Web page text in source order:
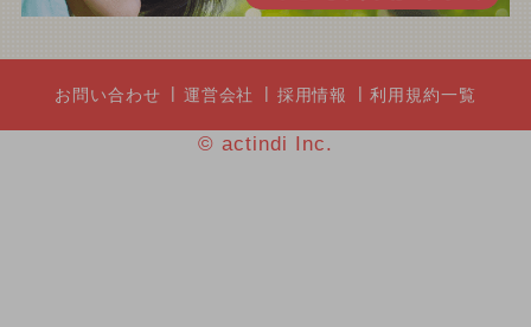
お問い合わせ 運営会社 採用情報 利用規約一覧
© actindi Inc.